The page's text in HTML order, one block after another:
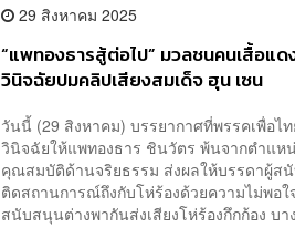
29 สิงหาคม 2025
“แพทองธารสู้ต่อไป” มวลชนคนเสื้อแด
วินิจฉัยปมคลิปเสียงสมเด็จ ฮุน เซน
วันนี้ (29 สิงหาคม) บรรยากาศที่พรรคเพื่อ
วินิจฉัยให้แพทองธาร ชินวัตร พ้นจากตำแห
คุณสมบัติด้านจริยธรรม ส่งผลให้บรรดาผู้ส
ติดสถานการณ์ถึงกับโห่ร้องด้วยความไม่พ
สนับสนุนต่างพากันส่งเสียงโห่ร้องกึกก้อง บา